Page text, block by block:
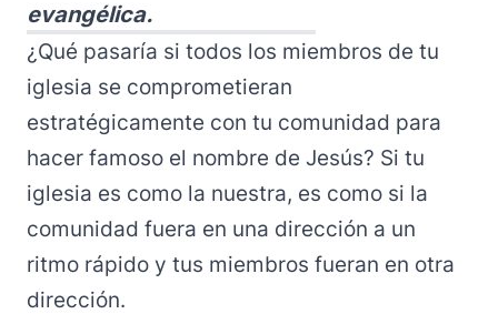
evangélica.
¿Qué pasaría si todos los miembros de tu
iglesia se comprometieran
estratégicamente con tu comunidad para
hacer famoso el nombre de Jesús? Si tu
iglesia es como la nuestra, es como si la
comunidad fuera en una dirección a un
ritmo rápido y tus miembros fueran en otra
dirección.